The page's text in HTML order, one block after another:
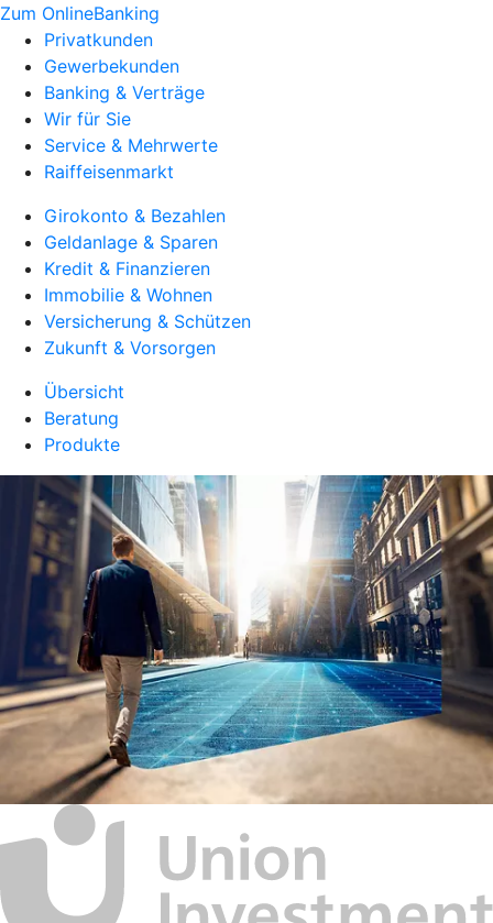
Zum OnlineBanking
Privatkunden
Gewerbekunden
Banking & Verträge
Wir für Sie
Service & Mehrwerte
Raiffeisenmarkt
Girokonto & Bezahlen
Geldanlage & Sparen
Kredit & Finanzieren
Immobilie & Wohnen
Versicherung & Schützen
Zukunft & Vorsorgen
Übersicht
Beratung
Produkte